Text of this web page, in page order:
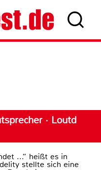
· Loutd
...“ heißt es in
stellte sich eine